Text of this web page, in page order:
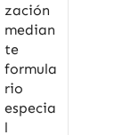
zación
median
te
formula
rio
especia
l